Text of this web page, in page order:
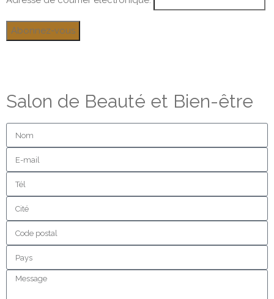
Salon de Beauté et Bien-être